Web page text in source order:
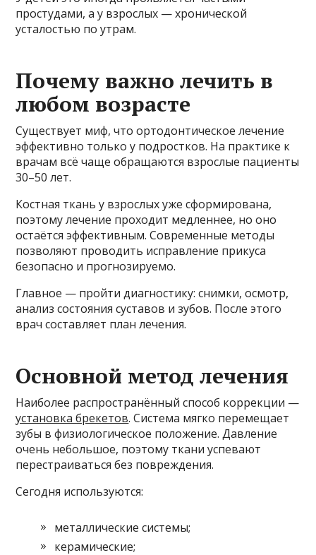
простудами, а у взрослых — хронической
усталостью по утрам.
Почему важно лечить в
любом возрасте
Существует миф, что ортодонтическое лечение
эффективно только у подростков. На практике к
врачам всё чаще обращаются взрослые пациенты
30–50 лет.
Костная ткань у взрослых уже сформирована,
поэтому лечение проходит медленнее, но оно
остаётся эффективным. Современные методы
позволяют проводить исправление прикуса
безопасно и прогнозируемо.
Главное — пройти диагностику: снимки, осмотр,
анализ состояния суставов и зубов. После этого
врач составляет план лечения.
Основной метод лечения
Наиболее распространённый способ коррекции —
установка брекетов. Система мягко перемещает
зубы в физиологическое положение. Давление
очень небольшое, поэтому ткани успевают
перестраиваться без повреждения.
Сегодня используются:
металлические системы;
керамические;